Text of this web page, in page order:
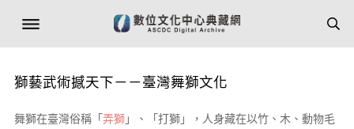
獅藝武術撼天下－－臺灣舞獅文化
舞獅在臺灣俗稱「弄獅」、「打獅」，人身藏在以竹、木、動物毛